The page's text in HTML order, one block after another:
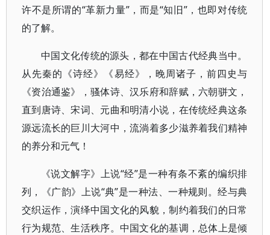
许不是所谓的“革新力量”，而是“知旧”，也即对传统
的了解。
中国文化传统的源头，都在中国古代经典当中。
从先秦的《诗经》《易经》，晚周诸子，前四史与
《资治通鉴》，骚体诗、汉乐府和辞赋，六朝骈文，
直到唐诗、宋词、元曲和明清小说，在传统经典这条
源远流长的巨川大河中，流淌着多少滋养着我们精神
的养分和元气！
《说文解字》上说“经”是一种有条不紊的编织排
列，《广韵》上说“典”是一种法、一种规则。经与典
交织运作，演绎中国文化的风貌，制约着我们的日常
行为规范、生活秩序。中国文化的基调，总体上是倾